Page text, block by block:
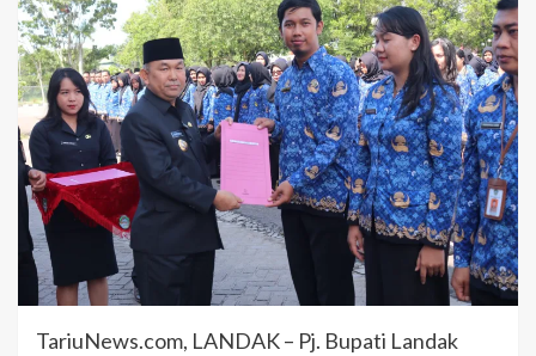
TariuNews.com, LANDAK – Pj. Bupati Landak